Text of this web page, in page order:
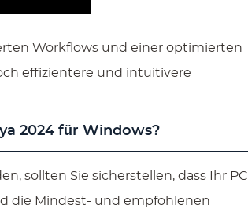
Workflows und einer optimierten
effizientere und intuitivere
2024 für Windows?
sollten Sie sicherstellen, dass Ihr PC
die Mindest- und empfohlenen